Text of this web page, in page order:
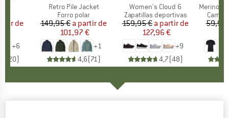
reducido
de
+6
20)
Artículo
Retro Pile Jacket
Product group
Forro polar
Precio
149,95 € Precio reducido
a partir de
101,97 €
+1
4,6(71)
Artículo
Women's Cloud 6
Product group
Zapatillas deportivas
Precio
159,95 € Precio reducido
a partir de
127,96 €
+9
4,7(48)
Artículo
MerinoMix150
59,95